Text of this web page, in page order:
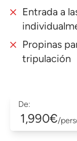
Entrada a
Propinas
tripulación
De:
1,990€/